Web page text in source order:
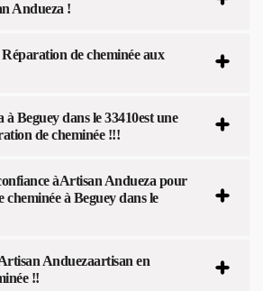
Andueza !
de cheminée aux
Beguey dans le 33410est une
de cheminée !!!
àArtisan Andueza pour
à Beguey dans le
Anduezaartisan en
!!